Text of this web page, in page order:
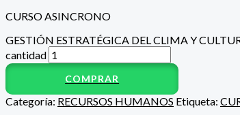
CURSO ASINCRONO
GESTIÓN ESTRATÉGICA DEL CLIMA Y
cantidad
COMPRAR
Categoría: RECURSOS HUMANOS Etiqueta: